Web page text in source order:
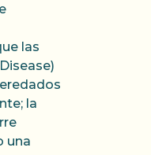
las
la
una